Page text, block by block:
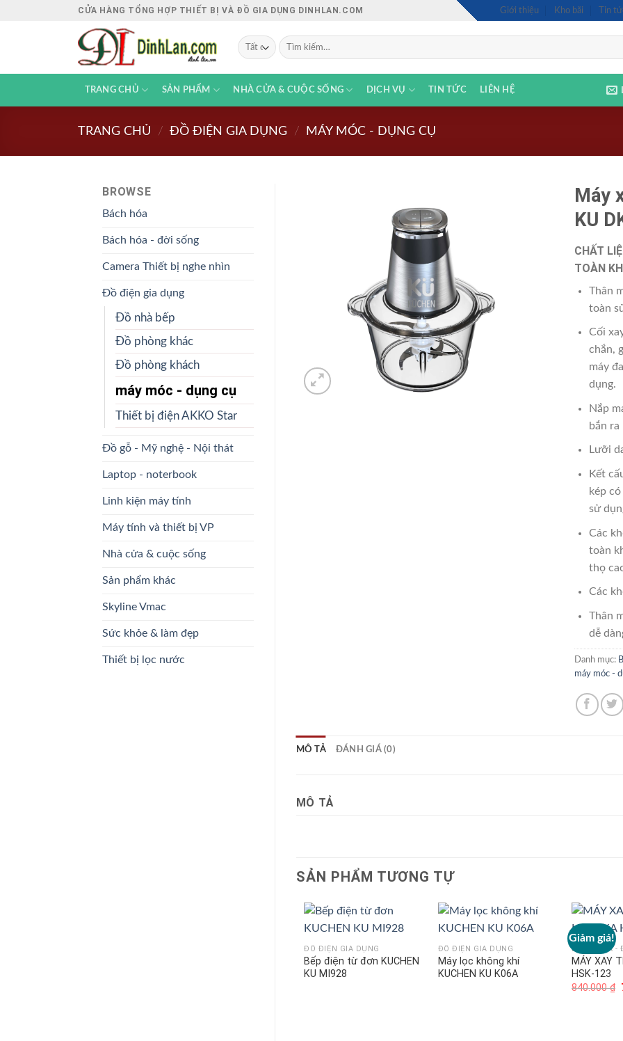
CỬA HÀNG TỔNG HỢP THIẾT BỊ VÀ ĐỒ GIA DỤNG DINHLAN.COM Giới thiệu Kho bãi Tin
Tìm
kiếm:
TRANG CHỦ SẢN PHẨM NHÀ CỬA & CUỘC SỐNG DỊCH VỤ TIN TỨC LIÊN HỆ
TRANG CHỦ / ĐỒ ĐIỆN GIA DỤNG / MÁY MÓC - DỤNG CỤ
BROWSE
Bách hóa
Bách hóa - đời sống
Camera Thiết bị nghe nhìn
Đồ điện gia dụng
Đồ nhà bếp
Đồ phòng khác
Đồ phòng khách
máy móc - dụng cụ
Thiết bị điện AKKO Star
Đồ gỗ - Mỹ nghệ - Nội thát
Laptop - noterbook
Linh kiện máy tính
Máy tính và thiết bị VP
Nhà cửa & cuộc sống
Sản phẩm khác
Skyline Vmac
Sức khỏe & làm đẹp
Thiết bị lọc nước
Máy
KU
CHẤT
TOÀN
Thân
toàn
Cối
chắn,
máy
dụng.
Nắp
bắn ra
Lưỡi
Kết
kép
sử
Các
toàn
thọ
Các
Thân
dễ
Danh mục:
máy móc -
MÔ TẢ ĐÁNH GIÁ (0)
MÔ TẢ
SẢN PHẨM TƯƠNG TỰ
ĐỒ ĐIỆN GIA DỤNG
Bếp điện từ đơn KUCHEN
KU MI928
ĐỒ ĐIỆN GIA DỤNG
Máy lọc không khí
KUCHEN KU K06A
Giảm giá!
BÁCH HÓA -
MÁY XAY
HSK-123
840.000₫